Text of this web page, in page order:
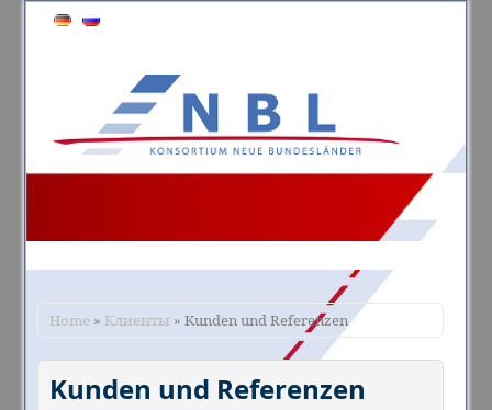
Home » Клиeнты » Kunden und Referenzen
Kunden und Referenzen